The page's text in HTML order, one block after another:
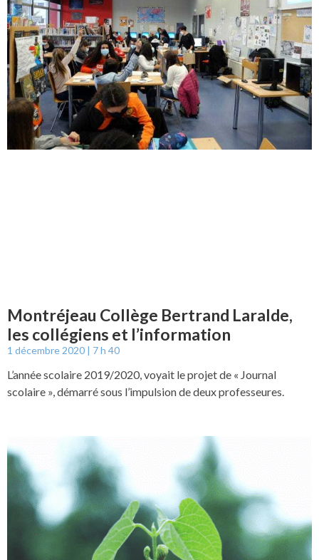
Montréjeau Collège Bertrand Laralde,
les collégiens et l’information
1 décembre 2020 7 h 40
L’année scolaire 2019/2020, voyait le projet de « Journal
scolaire », démarré sous l’impulsion de deux professeures.